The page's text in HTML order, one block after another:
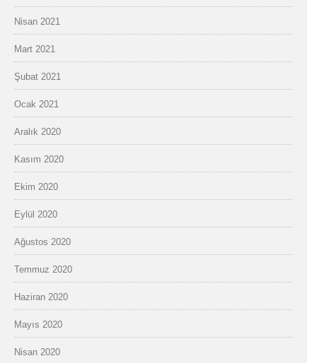
Nisan 2021
Mart 2021
Şubat 2021
Ocak 2021
Aralık 2020
Kasım 2020
Ekim 2020
Eylül 2020
Ağustos 2020
Temmuz 2020
Haziran 2020
Mayıs 2020
Nisan 2020